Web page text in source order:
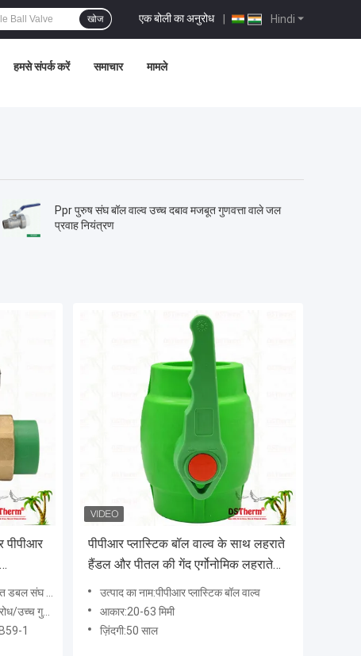
Hindi
एक बोली का अनुरोध |
खोज
हमसे संपर्क करें समाचार मामले
Ppr पुरुष संघ बॉल वाल्व उच्च दबाव मजबूत गुणवत्ता वाले जल
प्रवाह नियंत्रण
पीपीआर
संघ गेंद वाल्व
वाली सामग्री
1
पीपीआर प्लास्टिक बॉल वाल्व के साथ लहराते
हैंडल और पीतल की गेंद एर्गोनोमिक लहराते
हैंडल 20-63 मिमी
उत्पाद का नाम:पीपीआर प्लास्टिक बॉल वाल्व
आकार:20-63 मिमी
ज़िंदगी:50 साल